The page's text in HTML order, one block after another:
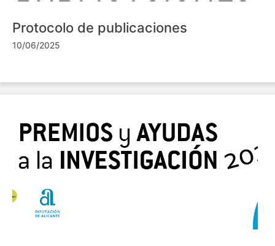
Protocolo de publicaciones
10/06/2025